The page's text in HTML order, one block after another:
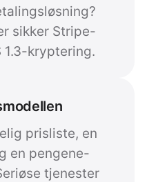
sikker Stripe-
1.3-kryptering.
prisliste, en
en pengene-
tjenester